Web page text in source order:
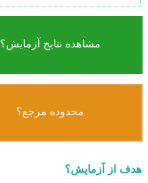
مشاهده نتایج آزمایش؟
محدوده مرجع؟
هدف از آزمایش؟